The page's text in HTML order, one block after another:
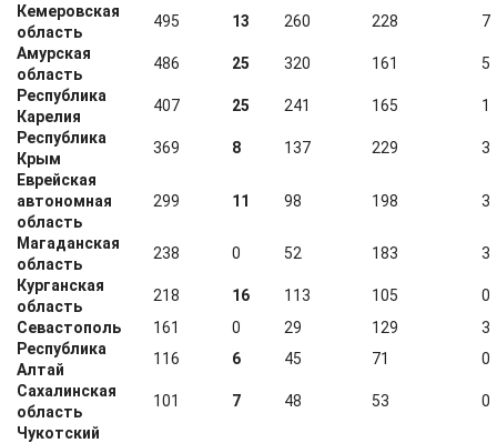
Кемеровская
область
495 13 260 228
7
Амурская
область
486 25 320 161
5
Республика
Карелия
407 25 241 165
1
Республика
Крым
369 8 137 229
3
Еврейская
автономная
область
299 11 98 198 3
Магаданская
область
238 0 52 183
3
Курганская
область
218 16 113 105
0
Севастополь
161 0 29 129
3
Республика
Алтай
116 6 45 71
0
Сахалинская
область
101 7 48 53
0
Чукотский